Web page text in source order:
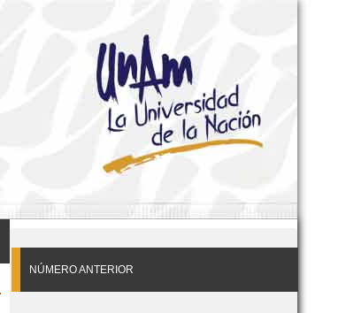
NÚMERO ANTERIOR